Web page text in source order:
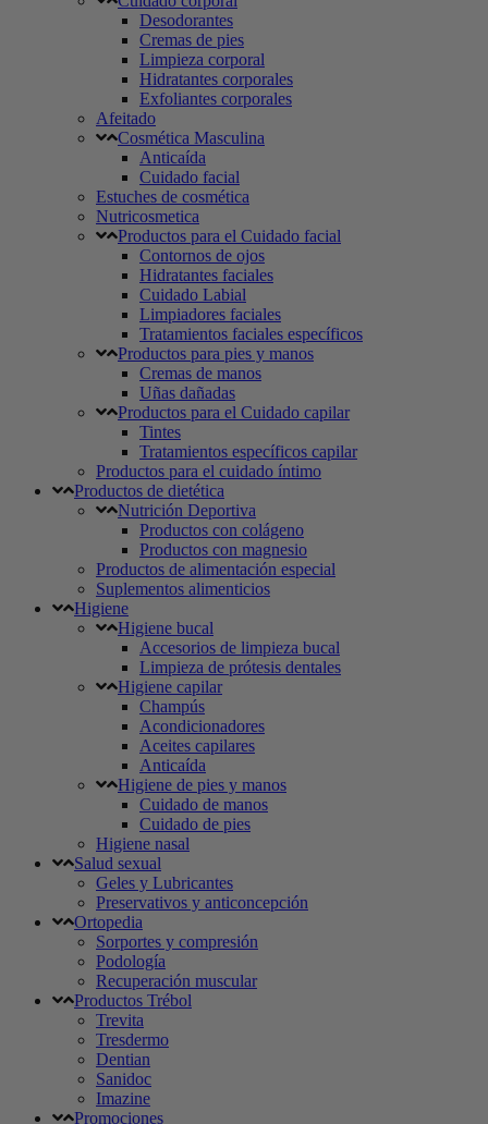
Desodorantes
Cremas de pies
Limpieza corporal
Hidratantes corporales
Exfoliantes corporales
Afeitado
Cosmética Masculina
Anticaída
Cuidado facial
Estuches de cosmética
Nutricosmetica
Productos para el Cuidado facial
Contornos de ojos
Hidratantes faciales
Cuidado Labial
Limpiadores faciales
Tratamientos faciales específicos
Productos para pies y manos
Cremas de manos
Uñas dañadas
Productos para el Cuidado capilar
Tintes
Tratamientos específicos capilar
Productos para el cuidado íntimo
Productos de dietética
Nutrición Deportiva
Productos con colágeno
Productos con magnesio
Productos de alimentación especial
Suplementos alimenticios
Higiene
Higiene bucal
Accesorios de limpieza bucal
Limpieza de prótesis dentales
Higiene capilar
Champús
Acondicionadores
Aceites capilares
Anticaída
Higiene de pies y manos
Cuidado de manos
Cuidado de pies
Higiene nasal
Salud sexual
Geles y Lubricantes
Preservativos y anticoncepción
Ortopedia
Sorportes y compresión
Podología
Recuperación muscular
Productos Trébol
Trevita
Tresdermo
Dentian
Sanidoc
Imazine
Promociones